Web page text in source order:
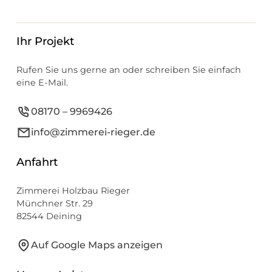
Ihr Projekt
Rufen Sie uns gerne an oder schreiben Sie einfach
eine E-Mail.
08170 – 9969426
info@zimmerei-rieger.de
Anfahrt
Zimmerei Holzbau Rieger
Münchner Str. 29
82544 Deining
Auf Google Maps anzeigen